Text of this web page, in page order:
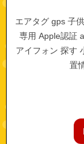
エアタグ gps 子
専用 Apple認証
アイフォン 探す
置